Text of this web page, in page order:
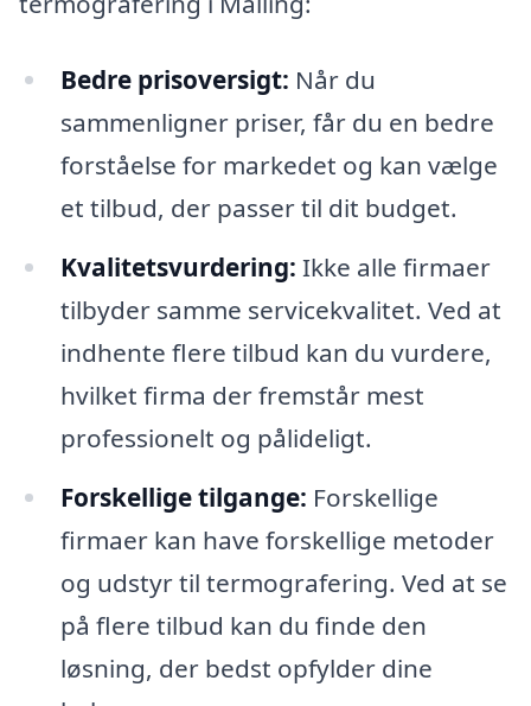
Bedre prisoversigt: Når du
sammenligner priser, får du en bedre
forståelse for markedet og kan vælge
et tilbud, der passer til dit budget.
Kvalitetsvurdering: Ikke alle firmaer
tilbyder samme servicekvalitet. Ved at
indhente flere tilbud kan du vurdere,
hvilket firma der fremstår mest
professionelt og pålideligt.
Forskellige tilgange: Forskellige
firmaer kan have forskellige metoder
og udstyr til termografering. Ved at se
på flere tilbud kan du finde den
løsning, der bedst opfylder dine